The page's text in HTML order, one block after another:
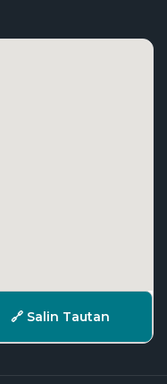
🔗 Salin Tautan